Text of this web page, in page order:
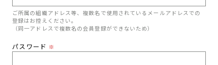
ご所属の組織アドレス等、複数名で使用されているメールアドレスでの
登録はお控えください。
（同一アドレスで複数名の会員登録ができないため）
パスワード ※